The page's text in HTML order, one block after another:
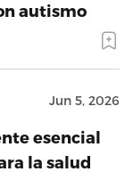
autismo
Jun 5, 2026
esencial
la salud